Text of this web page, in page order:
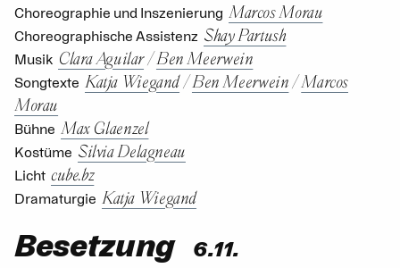
Choreographie und Inszenierung Marcos Morau
Choreographische Assistenz Shay Partush
Musik Clara Aguilar/Ben Meerwein
Songtexte Katja Wiegand/Ben Meerwein /Marcos
Morau
Bühne Max Glaenzel
Kostüme Silvia Delagneau
Licht cube.bz
Dramaturgie Katja Wiegand
Besetzung 6.11.